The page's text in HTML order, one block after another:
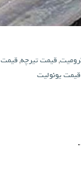
,قیمت تیرچه,قیمت
قیمت یونولیت